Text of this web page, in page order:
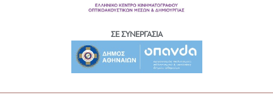
ΣΕ ΣΥΝΕΡΓΑΣΙΑ